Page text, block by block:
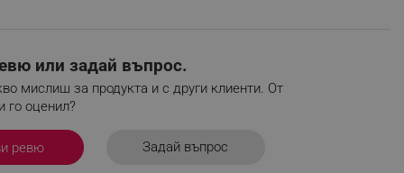
или задай въпрос.
мислиш за продукта и с други клиенти. От
го оценил?
ревю Задай въпрос
visitor installed
data including
status and